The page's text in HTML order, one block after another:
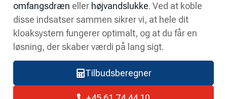
omfangsdræn eller højvandslukke. Ved at koble
disse indsatser sammen sikrer vi, at hele dit
kloaksystem fungerer optimalt, og at du får en
løsning, der skaber værdi på lang sigt.
Tilbudsberegner